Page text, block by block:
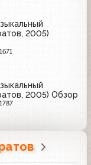
2005)
1671
2005) Обзор
1787